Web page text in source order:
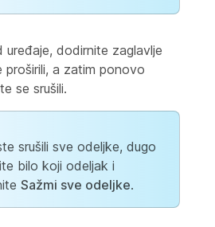
uređaje, dodirnite zaglavlje
a zatim ponovo
se srušili.
srušili sve odeljke, dugo
bilo koji odeljak i
Sažmi sve odeljke.